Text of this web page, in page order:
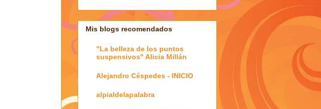
Mis blogs recomendados
"La belleza de los puntos
suspensivos" Alicia Millán
Alejandro Céspedes - INICIO
alpialdelapalabra